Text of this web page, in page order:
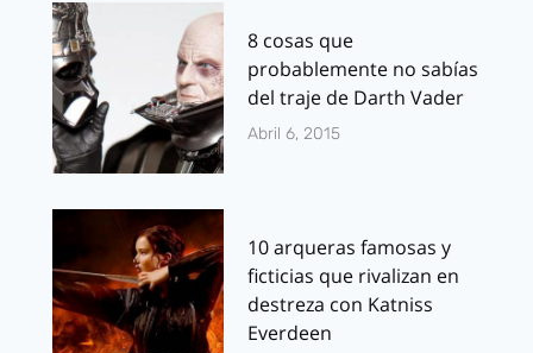
8 cosas que
probablemente no sabías
del traje de Darth Vader
Abril 6, 2015
10 arqueras famosas y
ficticias que rivalizan en
destreza con Katniss
Everdeen